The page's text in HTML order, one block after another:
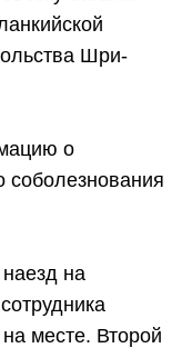
Шри-
о
соболезнования
на
месте. Второй